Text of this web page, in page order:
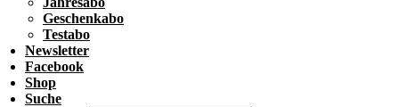
Geschenkabo
Testabo
Newsletter
Facebook
Shop
Suche